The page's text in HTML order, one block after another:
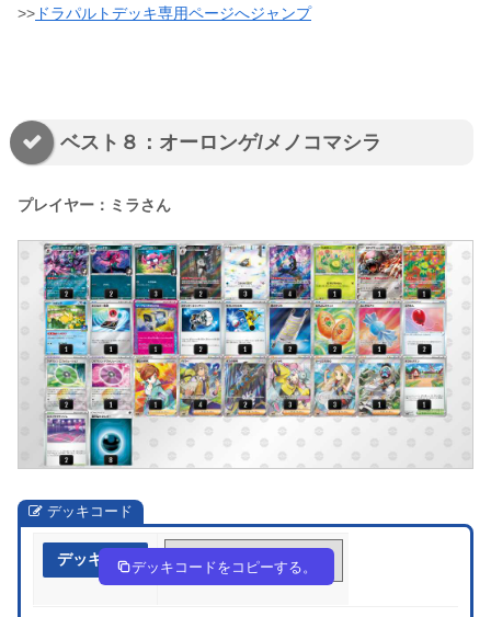
>> ドラパルトデッキ専用ページへジャンプ
ベスト８：オーロンゲ/メノコマシラ
プレイヤー：ミラさん
デッキコード
デッキ作成 51vkFV-u6ZxY2-FfFFkw
デッキコードをコピーする。